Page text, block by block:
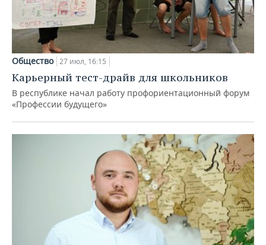
Общество 27 июл, 16:15
Карьерный тест-драйв для школьников
В республике начал работу профориентационный форум
«Профессии будущего»